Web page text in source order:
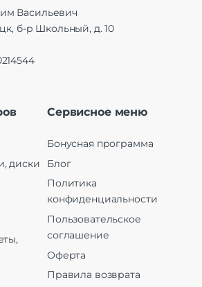
Васильевич
б-р Школьный, д. 10
диски
Сервисное меню
Бонусная программа
Блог
Политика
конфиденциальности
Пользовательское
соглашение
Оферта
Правила возврата